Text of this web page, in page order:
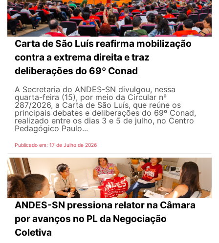
Carta de São Luís reafirma mobilização
contra a extrema direita e traz
deliberações do 69º Conad
A Secretaria do ANDES-SN divulgou, nessa
quarta-feira (15), por meio da Circular nº
287/2026, a Carta de São Luís, que reúne os
principais debates e deliberações do 69º Conad,
realizado entre os dias 3 e 5 de julho, no Centro
Pedagógico Paulo...
Publicado em: 17 de Julho de 2026
ANDES-SN pressiona relator na Câmara
por avanços no PL da Negociação
Coletiva